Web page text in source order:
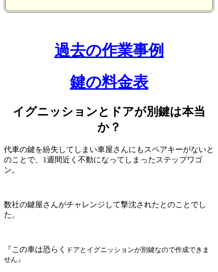
過去の作業事例
鍵の料金表
イグニッションとドアが別鍵は本当
か？
代車の鍵を紛失してしまい車屋さんにもスペアキーがないと
のことで、1週間近く不動になってしまったステップワゴ
ン。
数社の鍵屋さんがチャレンジして撃沈されたとのことでし
た。
『この車は恐らく
ドアとイグニッションが別鍵なので作成できま
せん』